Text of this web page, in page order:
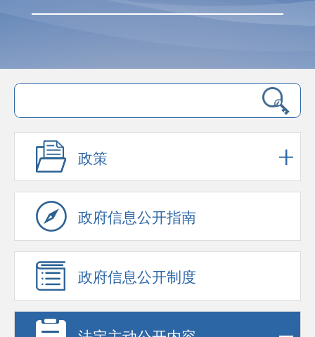
政策
政府信息公开指南
政府信息公开制度